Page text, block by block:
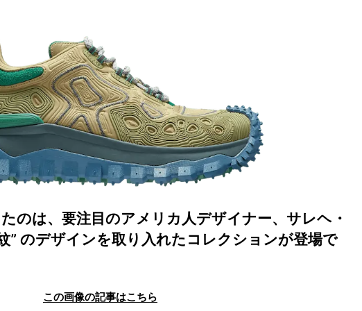
のは、要注目のアメリカ人デザイナー、サレヘ・
” のデザインを取り入れたコレクションが登場で
この画像の記事はこちら